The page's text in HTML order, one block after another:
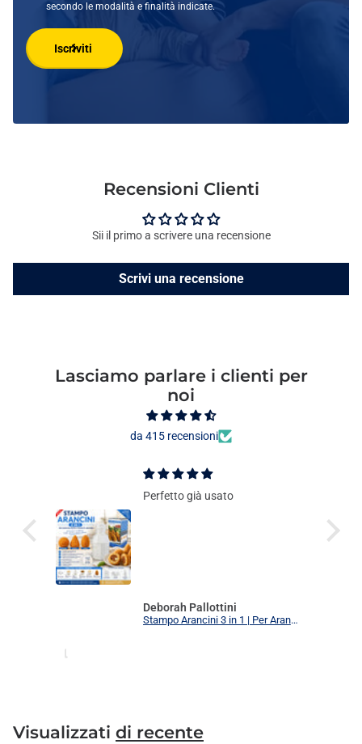
secondo le modalità e finalità indicate.
Iscriviti
Recensioni Clienti
Sii il primo a scrivere una recensione
Scrivi una recensione
Lasciamo parlare i clienti per
noi
da 415 recensioni
Perfetto già usato
Deborah Pallottini
Stampo Arancini 3 in 1 | Per Arancini, Supplì e Polpette Uniformi | 3 Forme Intercambiabili Food Grade + Ricettario
Visualizzati di recente